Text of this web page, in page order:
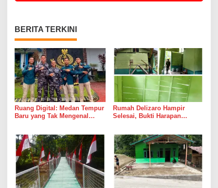
BERITA TERKINI
Ruang Digital: Medan Tempur
Baru yang Tak Mengenal
Rumah Delizaro Hampir
Selesai, Bukti Harapan